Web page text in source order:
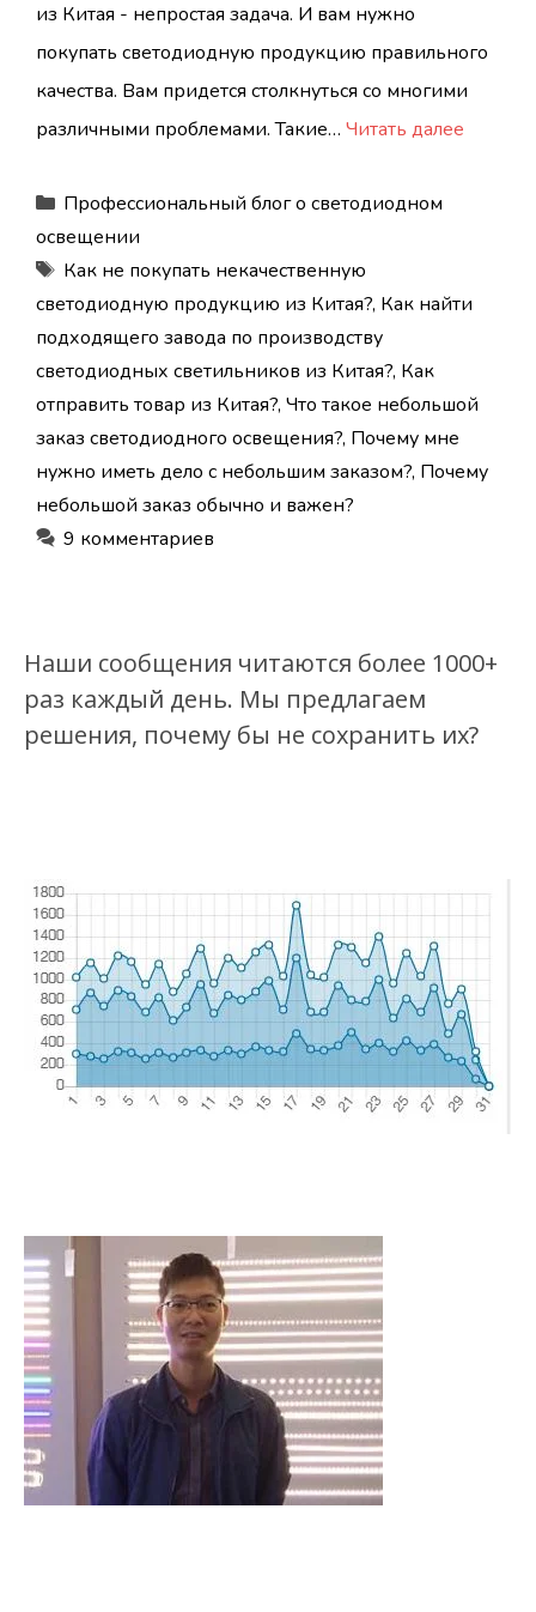
из Китая - непростая задача. И вам нужно
покупать светодиодную продукцию правильного
качества. Вам придется столкнуться со многими
различными проблемами. Такие… Читать далее
Рубрики
Профессиональный блог о светодиодном
освещении
Метки
Как не покупать некачественную
светодиодную продукцию из Китая?, Как найти
подходящего завода по производству
светодиодных светильников из Китая?, Как
отправить товар из Китая?, Что такое небольшой
заказ светодиодного освещения?, Почему мне
нужно иметь дело с небольшим заказом?, Почему
небольшой заказ обычно и важен?
9 комментариев
Наши сообщения читаются более 1000+
раз каждый день. Мы предлагаем
решения, почему бы не сохранить их?